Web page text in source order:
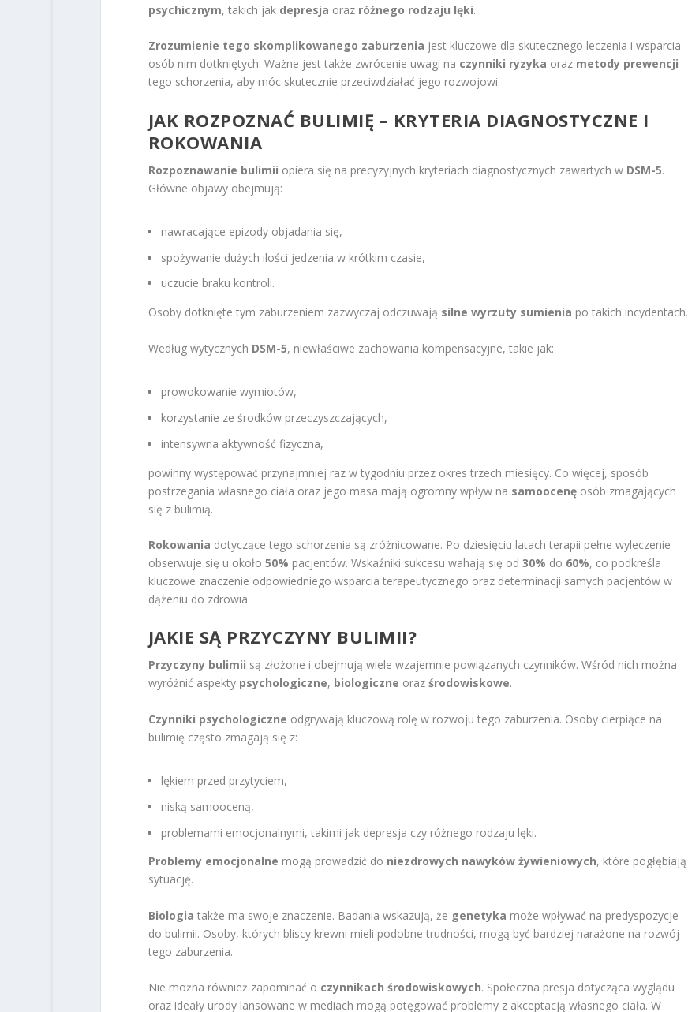
psychicznym, takich jak depresja oraz różnego rodzaju lęki.
Zrozumienie tego skomplikowanego zaburzenia jest kluczowe dla skutecznego leczenia i wsparcia
osób nim dotkniętych. Ważne jest także zwrócenie uwagi na czynniki ryzyka oraz metody prewencji
tego schorzenia, aby móc skutecznie przeciwdziałać jego rozwojowi.
JAK ROZPOZNAĆ BULIMIĘ – KRYTERIA DIAGNOSTYCZNE I
ROKOWANIA
Rozpoznawanie bulimii opiera się na precyzyjnych kryteriach diagnostycznych zawartych w DSM-5.
Główne objawy obejmują:
nawracające epizody objadania się,
spożywanie dużych ilości jedzenia w krótkim czasie,
uczucie braku kontroli.
Osoby dotknięte tym zaburzeniem zazwyczaj odczuwają silne wyrzuty sumienia po takich incydentach.
Według wytycznych DSM-5, niewłaściwe zachowania kompensacyjne, takie jak:
prowokowanie wymiotów,
korzystanie ze środków przeczyszczających,
intensywna aktywność fizyczna,
powinny występować przynajmniej raz w tygodniu przez okres trzech miesięcy. Co więcej, sposób
postrzegania własnego ciała oraz jego masa mają ogromny wpływ na samoocenęosób zmagających
się z bulimią.
Rokowania dotyczące tego schorzenia są zróżnicowane. Po dziesięciu latach terapii pełne wyleczenie
obserwuje się u około 50% pacjentów. Wskaźniki sukcesu wahają się od 30% do 60%, co podkreśla
kluczowe znaczenie odpowiedniego wsparcia terapeutycznego oraz determinacji samych pacjentów w
dążeniu do zdrowia.
JAKIE SĄ PRZYCZYNY BULIMII?
Przyczyny bulimii są złożone i obejmują wiele wzajemnie powiązanych czynników. Wśród nich można
wyróżnić aspekty psychologiczne, biologiczne oraz środowiskowe.
Czynniki psychologiczne odgrywają kluczową rolę w rozwoju tego zaburzenia. Osoby cierpiące na
bulimię często zmagają się z:
lękiem przed przytyciem,
niską samooceną,
problemami emocjonalnymi, takimi jak depresja czy różnego rodzaju lęki.
Problemy emocjonalne mogą prowadzić do niezdrowych nawyków żywieniowych, które pogłębiają
sytuację.
Biologia także ma swoje znaczenie. Badania wskazują, że genetyka może wpływać na predyspozycje
do bulimii. Osoby, których bliscy krewni mieli podobne trudności, mogą być bardziej narażone na rozwój
tego zaburzenia.
Nie można również zapominać o czynnikach środowiskowych. Społeczna presja dotycząca wyglądu
oraz ideały urody lansowane w mediach mogą potęgować problemy z akceptacją własnego ciała. W